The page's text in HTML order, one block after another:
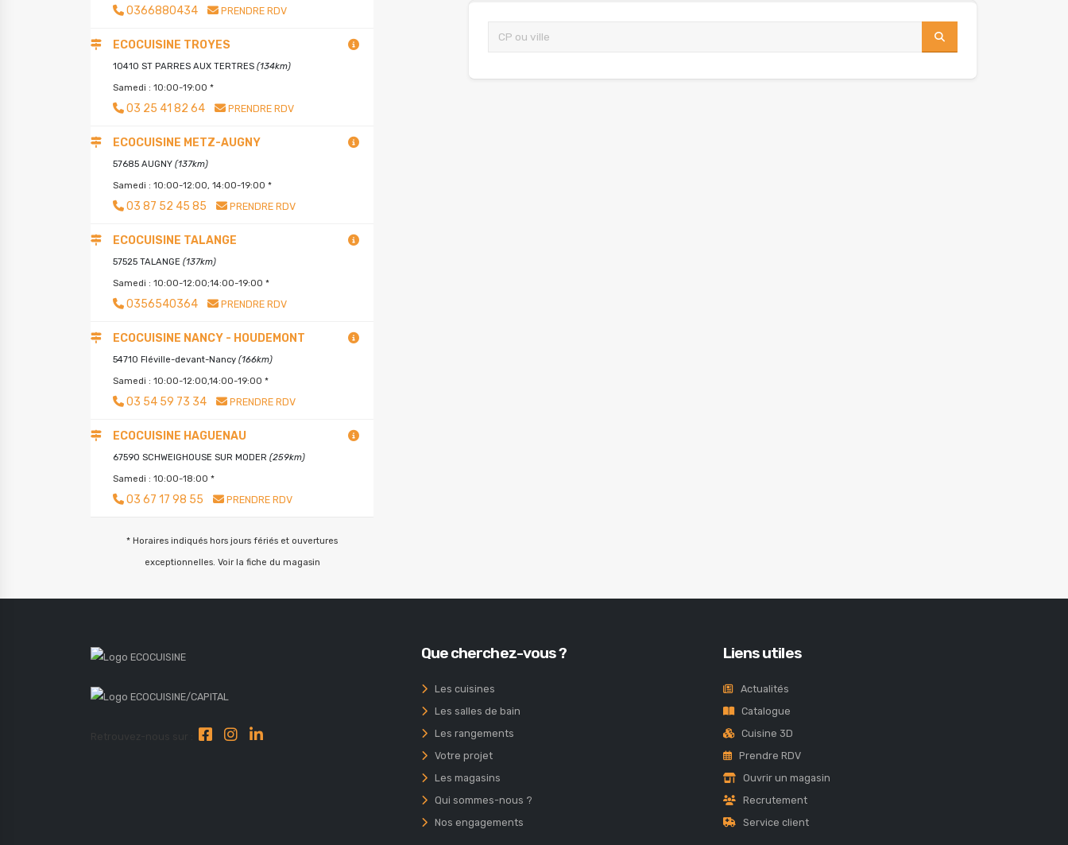
0366880434 PRENDRE RDV
ECOCUISINE TROYES
10410 ST PARRES AUX TERTRES (134km)
Samedi : 10:00-19:00 *
03 25 41 82 64 PRENDRE RDV
ECOCUISINE METZ-AUGNY
57685 AUGNY (137km)
Samedi : 10:00-12:00, 14:00-19:00 *
03 87 52 45 85 PRENDRE RDV
ECOCUISINE TALANGE
57525 TALANGE (137km)
Samedi : 10:00-12:00;14:00-19:00 *
0356540364 PRENDRE RDV
ECOCUISINE NANCY - HOUDEMONT
54710 Fléville-devant-Nancy (166km)
Samedi : 10:00-12:00,14:00-19:00 *
03 54 59 73 34 PRENDRE RDV
ECOCUISINE HAGUENAU
67590 SCHWEIGHOUSE SUR MODER (259km)
Samedi : 10:00-18:00 *
03 67 17 98 55 PRENDRE RDV
* Horaires indiqués hors jours fériés et ouvertures
exceptionnelles. Voir la fiche du magasin
Que cherchez-vous ?
Les cuisines
Les salles de bain
Les rangements
Votre projet
Les magasins
Qui sommes-nous ?
Nos engagements
Liens utiles
Actualités
Catalogue
Cuisine 3D
Prendre RDV
Ouvrir un magasin
Recrutement
Service client